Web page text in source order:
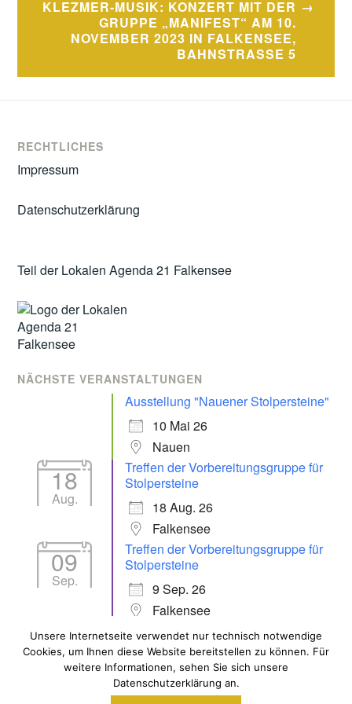
KLEZMER-MUSIK: KONZERT MIT DER
GRUPPE „MANIFEST“ AM 10.
NOVEMBER 2023 IN FALKENSEE,
BAHNSTRASSE 5
RECHTLICHES
Impressum
Datenschutzerklärung
Teil der Lokalen Agenda 21 Falkensee
NÄCHSTE VERANSTALTUNGEN
Ausstellung "Nauener Stolpersteine"
10 Mai 26
Nauen
18
Aug.
Treffen der Vorbereitungsgruppe für
Stolpersteine
18 Aug. 26
Falkensee
09
Sep.
Treffen der Vorbereitungsgruppe für
Stolpersteine
9 Sep. 26
Falkensee
ALLE VERANSTALTUNGEN
Unsere Internetseite verwendet nur technisch notwendige
Cookies, um Ihnen diese Website bereitstellen zu können. Für
weitere Informationen, sehen Sie sich unsere
Datenschutzerklärung an.